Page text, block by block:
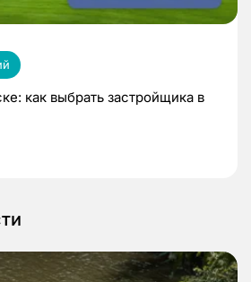
как выбрать застройщика в